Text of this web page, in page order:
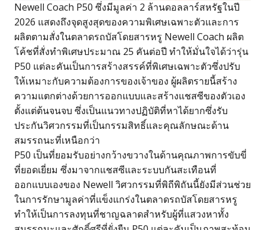
Newell Coach P50 ซึ่งมีมูลค่า 2 ล้านดอลลาร์สหรัฐในปี
2026 แสดงถึงจุดสูงสุดของความพิเศษเฉพาะตัวและการ
ผลิตตามสั่งในตลาดรถบัสโดยสารหรู Newell Coach ผลิต
โค้ชที่สั่งทำพิเศษประมาณ 25 คันต่อปี ทำให้มั่นใจได้ว่ารุ่น
P50 แต่ละคันเป็นการสร้างสรรค์ที่พิเศษเฉพาะตัวซึ่งปรับ
ให้เหมาะกับความต้องการของเจ้าของ ผู้ผลิตรายนี้สร้าง
ความแตกต่างด้วยการออกแบบและสร้างแชสซีของตัวเอง
ตั้งแต่ต้นจนจบ ซึ่งเป็นแนวทางปฏิบัติที่หาได้ยากซึ่งรับ
ประกันวิศวกรรมที่เป็นกรรมสิทธิ์และคุณลักษณะด้าน
สมรรถนะที่เหนือกว่า
P50 เป็นที่ยอมรับอย่างกว้างขวางในด้านคุณภาพการขับขี่
ที่ยอดเยี่ยม ซึ่งมาจากแชสซีและระบบกันสะเทือนที่
ออกแบบเองของ Newell วิศวกรรมที่พิถีพิถันนี้ยังมีส่วนช่วย
ในการรักษามูลค่าที่แข็งแกร่งในตลาดรถบัสโดยสารหรู
ทำให้เป็นการลงทุนที่ชาญฉลาดสำหรับผู้ที่แสวงหาทั้ง